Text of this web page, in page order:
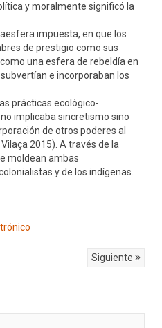
y moralmente significó la
impuesta, en que los
de prestigio como sus
una esfera de rebeldía en
e incorporaban los
prácticas ecológico-
implicaba sincretismo sino
de otros poderes al
2015). A través de la
moldean ambas
y de los indígenas.
Siguiente